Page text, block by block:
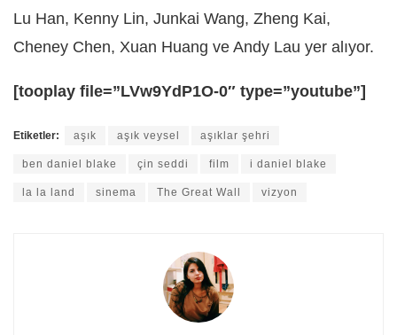
Lu Han, Kenny Lin, Junkai Wang, Zheng Kai,
Cheney Chen, Xuan Huang ve Andy Lau yer alıyor.
[tooplay file=”LVw9YdP1O-0″ type=”youtube”]
Etiketler: aşık aşık veysel aşıklar şehri
ben daniel blake çin seddi film i daniel blake
la la land sinema The Great Wall vizyon